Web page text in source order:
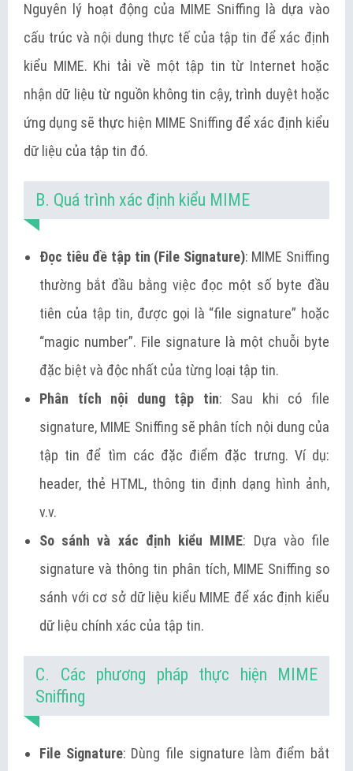
Nguyên lý hoạt động của MIME Sniffing là dựa vào
cấu trúc và nội dung thực tế của tập tin để xác định
kiểu MIME. Khi tải về một tập tin từ Internet hoặc
nhận dữ liệu từ nguồn không tin cậy, trình duyệt hoặc
ứng dụng sẽ thực hiện MIME Sniffing để xác định kiểu
dữ liệu của tập tin đó.
B. Quá trình xác định kiểu MIME
Đọc tiêu đề tập tin (File Signature): MIME Sniffing
thường bắt đầu bằng việc đọc một số byte đầu
tiên của tập tin, được gọi là “file signature” hoặc
“magic number”. File signature là một chuỗi byte
đặc biệt và độc nhất của từng loại tập tin.
Phân tích nội dung tập tin: Sau khi có file
signature, MIME Sniffing sẽ phân tích nội dung của
tập tin để tìm các đặc điểm đặc trưng. Ví dụ:
header, thẻ HTML, thông tin định dạng hình ảnh,
v.v.
So sánh và xác định kiểu MIME: Dựa vào file
signature và thông tin phân tích, MIME Sniffing so
sánh với cơ sở dữ liệu kiểu MIME để xác định kiểu
dữ liệu chính xác của tập tin.
C. Các phương pháp thực hiện MIME
Sniffing
File Signature: Dùng file signature làm điểm bắt